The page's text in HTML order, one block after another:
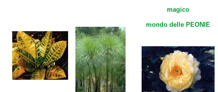
magico
mondo delle PEONIE